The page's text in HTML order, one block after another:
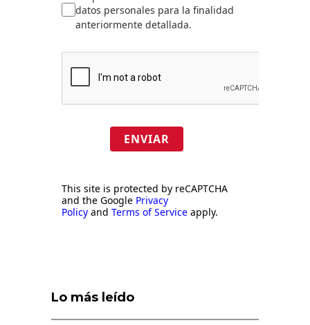
datos personales para la finalidad
anteriormente detallada.
ENVIAR
This site is protected by reCAPTCHA
and the Google Privacy
Policy and Terms of Service apply.
Lo más leído